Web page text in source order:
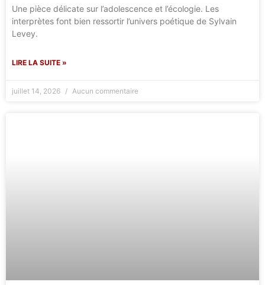
Une pièce délicate sur l’adolescence et l’écologie. Les
interprètes font bien ressortir l’univers poétique de Sylvain
Levey.
LIRE LA SUITE »
juillet 14, 2026 Aucun commentaire